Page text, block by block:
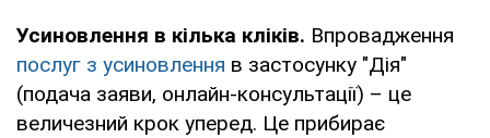
Усиновлення в кілька кліків. Впровадження
послуг з усиновлення в застосунку "Дія"
(подача заяви, онлайн-консультації) – це
величезний крок уперед. Це прибирає